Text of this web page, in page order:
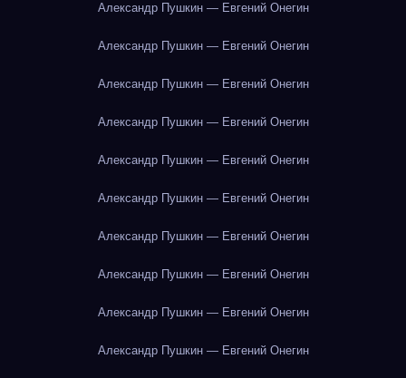
Александр Пушкин — Евгений Онегин
Александр Пушкин — Евгений Онегин
Александр Пушкин — Евгений Онегин
Александр Пушкин — Евгений Онегин
Александр Пушкин — Евгений Онегин
Александр Пушкин — Евгений Онегин
Александр Пушкин — Евгений Онегин
Александр Пушкин — Евгений Онегин
Александр Пушкин — Евгений Онегин
Александр Пушкин — Евгений Онегин